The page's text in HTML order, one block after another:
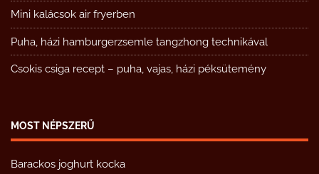
Mini kalácsok air fryerben
Puha, házi hamburgerzsemle tangzhong technikával
Csokis csiga recept – puha, vajas, házi péksütemény
MOST NÉPSZERŰ
Barackos joghurt kocka